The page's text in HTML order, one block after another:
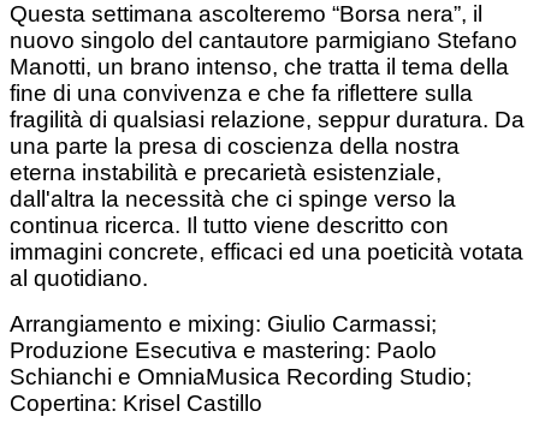
Questa settimana ascolteremo “Borsa nera”, il
nuovo singolo del cantautore parmigiano Stefano
Manotti, un brano intenso, che tratta il tema della
fine di una convivenza e che fa riflettere sulla
fragilità di qualsiasi relazione, seppur duratura. Da
una parte la presa di coscienza della nostra
eterna instabilità e precarietà esistenziale,
dall'altra la necessità che ci spinge verso la
continua ricerca. Il tutto viene descritto con
immagini concrete, efficaci ed una poeticità votata
al quotidiano.
Arrangiamento e mixing: Giulio Carmassi;
Produzione Esecutiva e mastering: Paolo
Schianchi e OmniaMusica Recording Studio;
Copertina: Krisel Castillo